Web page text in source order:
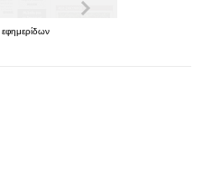
εφημερίδων